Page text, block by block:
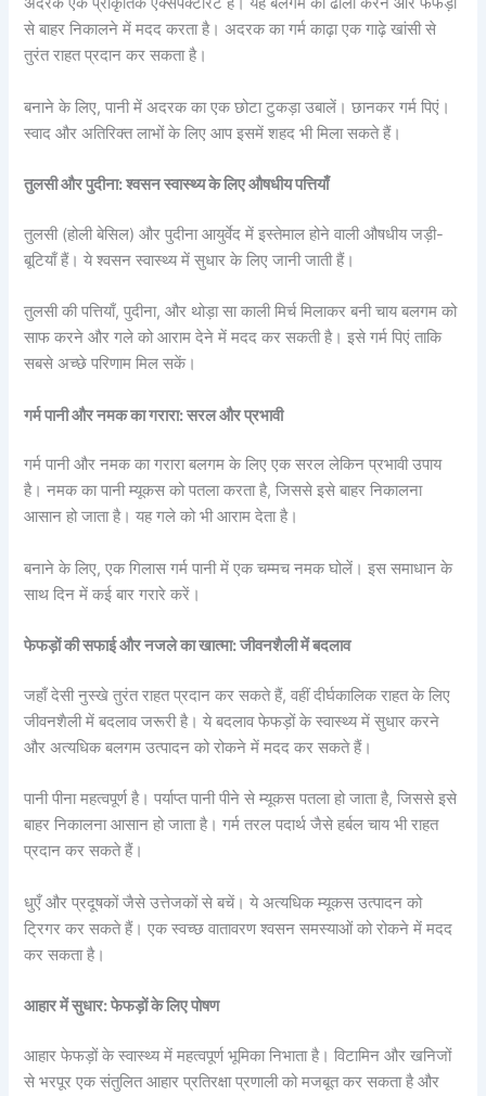
से बाहर निकालने में मदद करता है। अदरक का गर्म काढ़ा एक गाढ़े खांसी से
तुरंत राहत प्रदान कर सकता है।
बनाने के लिए, पानी में अदरक का एक छोटा टुकड़ा उबालें। छानकर गर्म पिएं।
स्वाद और अतिरिक्त लाभों के लिए आप इसमें शहद भी मिला सकते हैं।
तुलसी और पुदीना: श्वसन स्वास्थ्य के लिए औषधीय पत्तियाँ
तुलसी (होली बेसिल) और पुदीना आयुर्वेद में इस्तेमाल होने वाली औषधीय जड़ी-
बूटियाँ हैं। ये श्वसन स्वास्थ्य में सुधार के लिए जानी जाती हैं।
तुलसी की पत्तियाँ, पुदीना, और थोड़ा सा काली मिर्च मिलाकर बनी चाय बलगम को
साफ करने और गले को आराम देने में मदद कर सकती है। इसे गर्म पिएं ताकि
सबसे अच्छे परिणाम मिल सकें।
गर्म पानी और नमक का गरारा: सरल और प्रभावी
गर्म पानी और नमक का गरारा बलगम के लिए एक सरल लेकिन प्रभावी उपाय
है। नमक का पानी म्यूकस को पतला करता है, जिससे इसे बाहर निकालना
आसान हो जाता है। यह गले को भी आराम देता है।
बनाने के लिए, एक गिलास गर्म पानी में एक चम्मच नमक घोलें। इस समाधान के
साथ दिन में कई बार गरारे करें।
फेफड़ों की सफाई और नजले का खात्मा: जीवनशैली में बदलाव
जहाँ देसी नुस्खे तुरंत राहत प्रदान कर सकते हैं, वहीं दीर्घकालिक राहत के लिए
जीवनशैली में बदलाव जरूरी है। ये बदलाव फेफड़ों के स्वास्थ्य में सुधार करने
और अत्यधिक बलगम उत्पादन को रोकने में मदद कर सकते हैं।
पानी पीना महत्वपूर्ण है। पर्याप्त पानी पीने से म्यूकस पतला हो जाता है, जिससे इसे
बाहर निकालना आसान हो जाता है। गर्म तरल पदार्थ जैसे हर्बल चाय भी राहत
प्रदान कर सकते हैं।
धुएँ और प्रदूषकों जैसे उत्तेजकों से बचें। ये अत्यधिक म्यूकस उत्पादन को
ट्रिगर कर सकते हैं। एक स्वच्छ वातावरण श्वसन समस्याओं को रोकने में मदद
कर सकता है।
आहार में सुधार: फेफड़ों के लिए पोषण
आहार फेफड़ों के स्वास्थ्य में महत्वपूर्ण भूमिका निभाता है। विटामिन और खनिजों
से भरपूर एक संतुलित आहार प्रतिरक्षा प्रणाली को मजबूत कर सकता है और